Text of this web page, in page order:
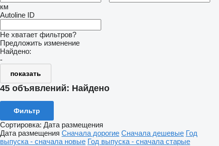
км
Autoline ID
Не хватает фильтров?
Предложить изменение
Найдено:
-
показать
45 объявлений: Найдено
Фильтр
Сортировка: Дата размещения
Дата размещения Сначала дорогие Сначала дешевые Год
выпуска - сначала новые Год выпуска - сначала старые